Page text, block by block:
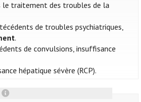
le traitement des troubles de la
de troubles psychiatriques,
.
de convulsions, insuffisance
hépatique sévère (RCP).